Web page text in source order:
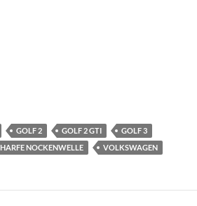
GOLF 2 GOLF 2 GTI
GOLF 3
NOCKENWELLE VOLKSWAGEN